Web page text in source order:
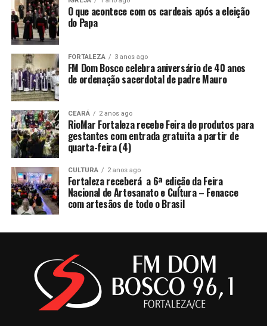
O que acontece com os cardeais após a eleição
do Papa
FORTALEZA 3 anos ago
FM Dom Bosco celebra aniversário de 40 anos
de ordenação sacerdotal de padre Mauro
CEARÁ 2 anos ago
RioMar Fortaleza recebe Feira de produtos para
gestantes com entrada gratuita a partir de
quarta-feira (4)
CULTURA 2 anos ago
Fortaleza receberá a 6ª edição da Feira
Nacional de Artesanato e Cultura – Fenacce
com artesãos de todo o Brasil